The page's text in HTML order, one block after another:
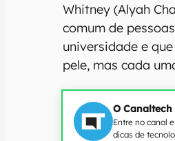
Whitney (Alyah
comum de
universidade e
pele, mas cada
O
Entre no canal
dicas de